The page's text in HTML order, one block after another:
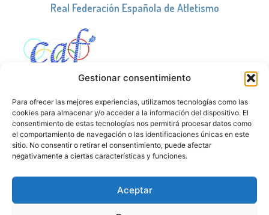
Gestionar consentimiento
Para ofrecer las mejores experiencias, utilizamos tecnologías como las
cookies para almacenar y/o acceder a la información del dispositivo. El
consentimiento de estas tecnologías nos permitirá procesar datos como
el comportamiento de navegación o las identificaciones únicas en este
sitio. No consentir o retirar el consentimiento, puede afectar
negativamente a ciertas características y funciones.
Aceptar
Real Federación Española de Atletismo
Real Federación Española de Deportes de Hielo
© 2026. Todos los derechos reservados.